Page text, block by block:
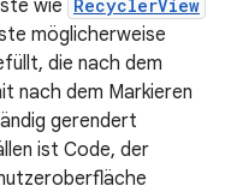
wie RecyclerView
möglicherweise
die nach dem
nach dem Markieren
gerendert
ist Code, der